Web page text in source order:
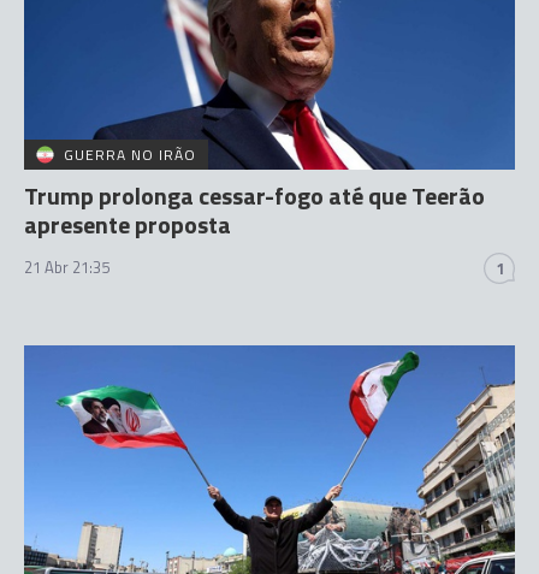
GUERRA NO IRÃO
Trump prolonga cessar-fogo até que Teerão
apresente proposta
21 Abr 21:35 1